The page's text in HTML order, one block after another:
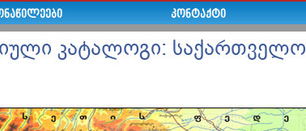
ᲙᲝᲜᲢᲐᲥᲢᲘ
კატალოგი: საქართველო